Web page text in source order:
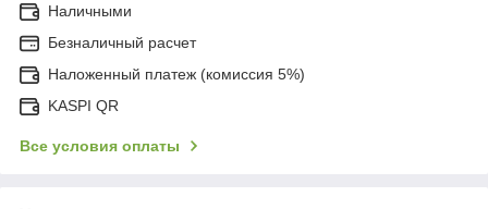
Наличными
Безналичный расчет
Наложенный платеж (комиссия 5%)
KASPI QR
Все условия оплаты